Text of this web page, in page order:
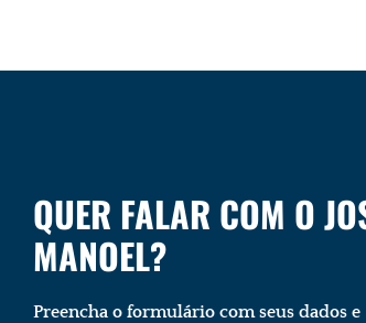
QUER FALAR COM O
MANOEL?
Preencha o formulário com seus dados e